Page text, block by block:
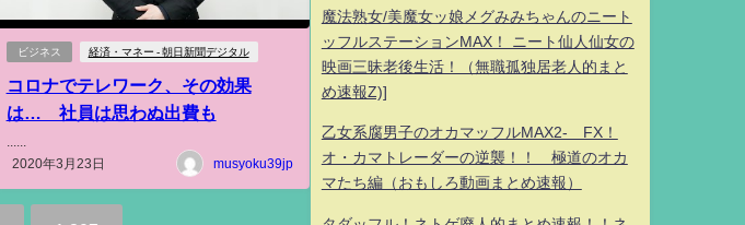
ビジネス 経済・マネー - 朝日新聞デジタル
コロナでテレワーク、その効果
は… 社員は思わぬ出費も
2020年3月23日
musyoku39jp
魔法熟女/美魔女ッ娘メグみみちゃんのニート
ッフルステーションMAX！ ニート仙人仙女の
映画三昧老後生活！（無職孤独居老人的まと
め速報Z)]
乙女系腐男子のオカマッフルMAX2- FX！
オ・カマトレーダーの逆襲！！ 極道のオカ
マたち編（おもしろ動画まとめ速報）